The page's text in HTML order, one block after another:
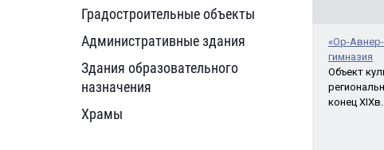
Градостроительные объекты
Административные здания
Здания образовательного
назначения
Храмы
«Ор-
гимназия
Объект
конец XIXв.